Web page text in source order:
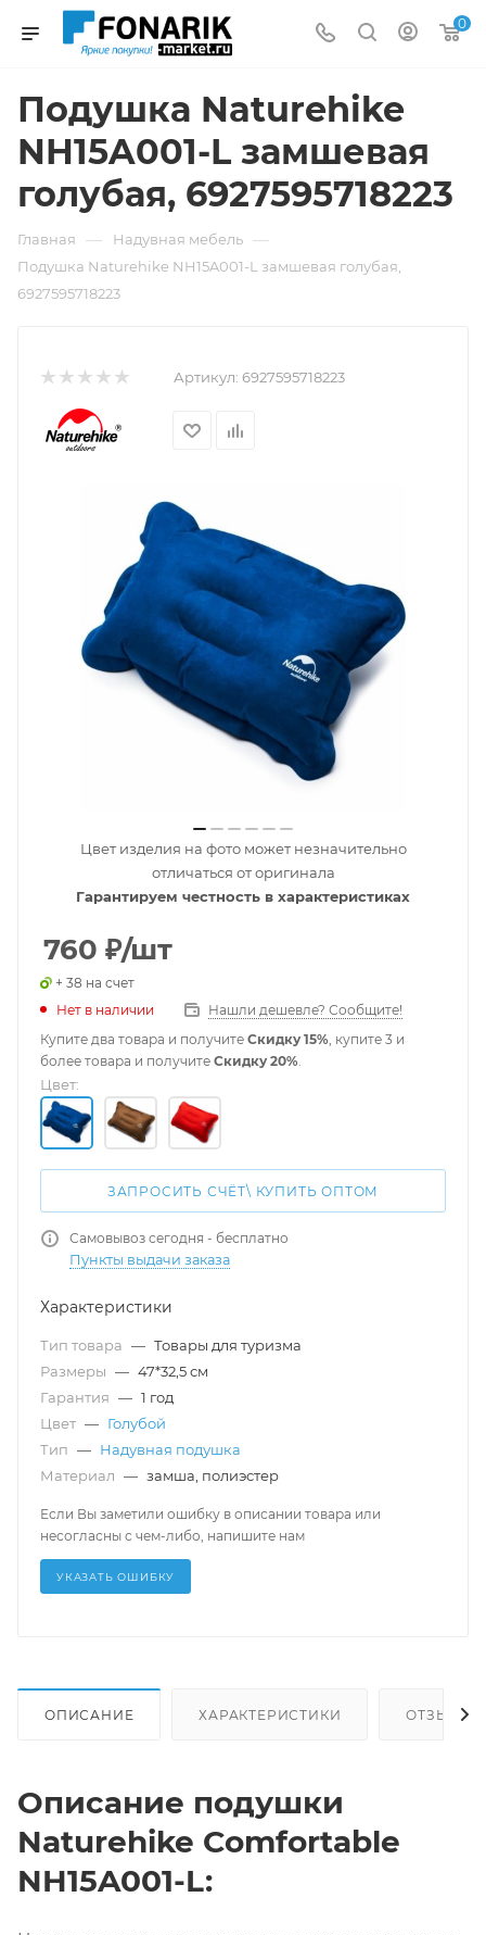
0
Подушка Naturehike
NH15A001-L замшевая
голубая, 6927595718223
Главная — Надувная мебель —
Подушка Naturehike NH15A001-L замшевая голубая,
6927595718223
Артикул: 6927595718223
Цвет изделия на фото может незначительно
отличаться от оригинала
Гарантируем честность в характеристиках
760 ₽/шт
+ 38 на счет
Нет в наличии
Нашли дешевле? Сообщите!
Купите два товара и получите Скидку 15%, купите 3 и
более товара и получите Скидку 20%.
Цвет:
ЗАПРОСИТЬ СЧЁТ\ КУПИТЬ ОПТОМ
Самовывоз сегодня - бесплатно
Пункты выдачи заказа
Характеристики
Тип товара — Товары для туризма
Размеры — 47*32,5 см
Гарантия — 1 год
Цвет — Голубой
Тип — Надувная подушка
Материал — замша, полиэстер
Если Вы заметили ошибку в описании товара или
несогласны с чем-либо, напишите нам
УКАЗАТЬ ОШИБКУ
ОПИСАНИЕ ХАРАКТЕРИСТИКИ ОТЗЫВЫ
Описание подушки
Naturehike Comfortable
NH15A001-L: